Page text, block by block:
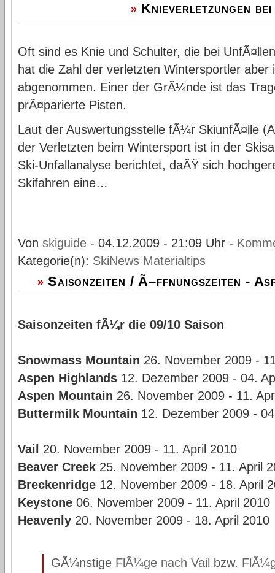
» Knieverletzungen
Oft sind es Knie und Schulter, die bei
hat die Zahl der verletzten Wintersportler aber
abgenommen. Einer der GrÃ¼nde ist das
prÃ¤parierte Pisten.
Laut der Auswertungsstelle fÃ¼r SkiunfÃ¤lle
der Verletzten beim Wintersport ist in der
Ski-Unfallanalyse berichtet, daÃŸ sich
Skifahren eine…
Von skiguide- 04.12.2009 - 21:09 Uhr -
Kategorie(n): SkiNews Materialtips
» Saisonzeiten / Ã–ffnungszeiten -
Saisonzeiten fÃ¼r die 09/10 Saison
Snowmass Mountain 26. November 2009 -
Aspen Highlands12. Dezember 2009 - 04.
Aspen Mountain 26. November 2009 - 11.
Buttermilk Mountain 12. Dezember 2009 -
Vail
20. November 2009 - 11. April 2010
Beaver Creek25. November 2009 - 11. April
Breckenridge12. November 2009 - 18. April
Keystone06. November 2009 - 11. April 2010
Heavenly20. November 2009 - 18. April 2010
GÃ¼nstige FlÃ¼ge nach Vail bzw.